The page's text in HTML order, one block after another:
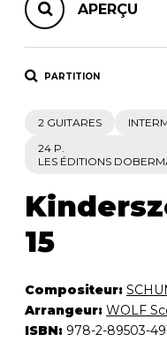
APERÇU
PARTITION
2 GUITARES
24 P.
LES ÉDITIONS
15
Compositeur:
Arrangeur: WOLF
ISBN: 978-2-89503-